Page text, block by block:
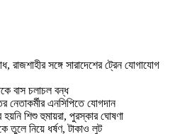
রাজশাহীর সঙ্গে সারাদেশের ট্রেন যোগাযোগ
বাস চলাচল বন্ধ
নেতাকর্মীর এনসিপিতে যোগদান
শিশু হুমায়রা, পুরস্কার ঘোষণা
তুলে নিয়ে ধর্ষণ, টাকাও লুট